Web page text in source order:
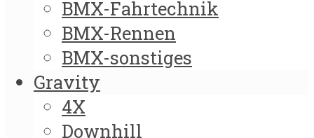
BMX-Fahrtechnik
BMX-Rennen
BMX-sonstiges
Gravity
4X
Downhill